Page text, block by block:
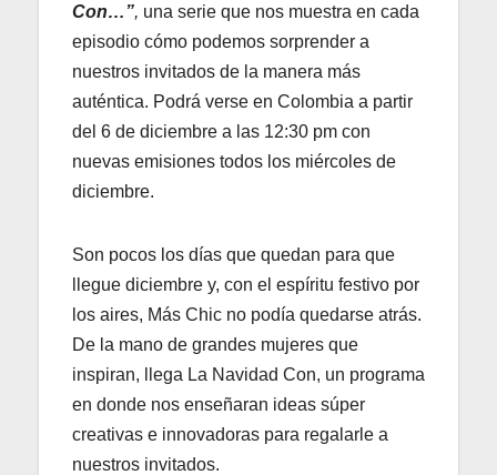
Con…”, una serie que nos muestra en cada
episodio cómo podemos sorprender a
nuestros invitados de la manera más
auténtica. Podrá verse en Colombia a partir
del 6 de diciembre a las 12:30 pm con
nuevas emisiones todos los miércoles de
diciembre.
Son pocos los días que quedan para que
llegue diciembre y, con el espíritu festivo por
los aires, Más Chic no podía quedarse atrás.
De la mano de grandes mujeres que
inspiran, llega La Navidad Con, un programa
en donde nos enseñaran ideas súper
creativas e innovadoras para regalarle a
nuestros invitados.